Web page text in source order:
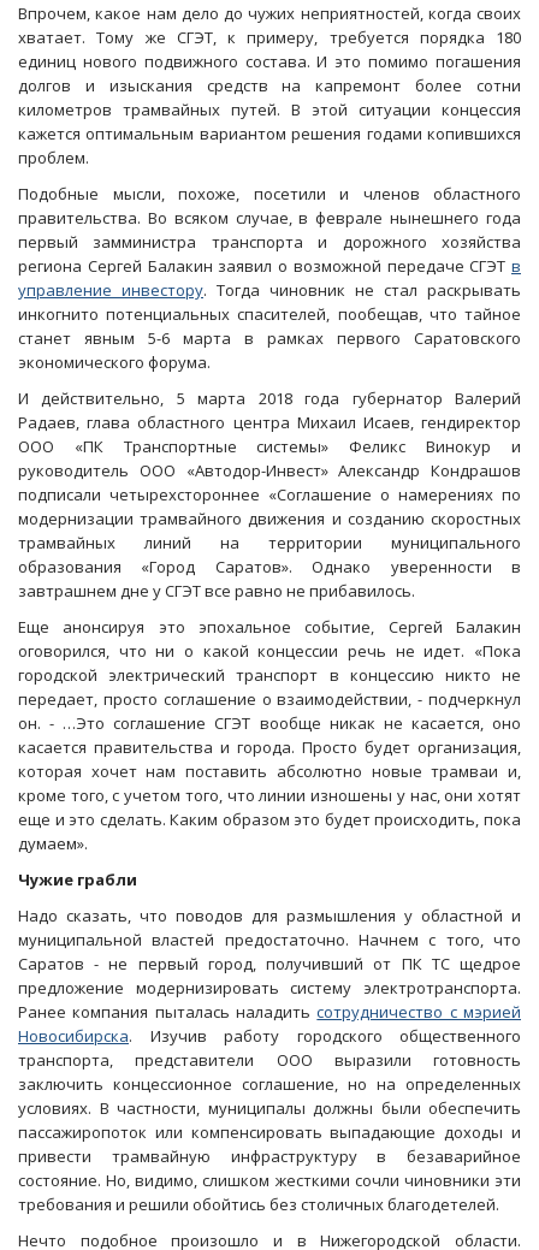
Впрочем, какое нам дело до чужих неприятностей, когда своих
хватает. Тому же СГЭТ, к примеру, требуется порядка 180
единиц нового подвижного состава. И это помимо погашения
долгов и изыскания средств на капремонт более сотни
километров трамвайных путей. В этой ситуации концессия
кажется оптимальным вариантом решения годами копившихся
проблем.
Подобные мысли, похоже, посетили и членов областного
правительства. Во всяком случае, в феврале нынешнего года
первый замминистра транспорта и дорожного хозяйства
региона Сергей Балакин заявил о возможной передаче СГЭТ в
управление инвестору. Тогда чиновник не стал раскрывать
инкогнито потенциальных спасителей, пообещав, что тайное
станет явным 5-6 марта в рамках первого Саратовского
экономического форума.
И действительно, 5 марта 2018 года губернатор Валерий
Радаев, глава областного центра Михаил Исаев, гендиректор
ООО «ПК Транспортные системы» Феликс Винокур и
руководитель ООО «Автодор-Инвест» Александр Кондрашов
подписали четырехстороннее «Соглашение о намерениях по
модернизации трамвайного движения и созданию скоростных
трамвайных линий на территории муниципального
образования «Город Саратов». Однако уверенности в
завтрашнем дне у СГЭТ все равно не прибавилось.
Еще анонсируя это эпохальное событие, Сергей Балакин
оговорился, что ни о какой концессии речь не идет. «Пока
городской электрический транспорт в концессию никто не
передает, просто соглашение о взаимодействии, - подчеркнул
он. - …Это соглашение СГЭТ вообще никак не касается, оно
касается правительства и города. Просто будет организация,
которая хочет нам поставить абсолютно новые трамваи и,
кроме того, с учетом того, что линии изношены у нас, они хотят
еще и это сделать. Каким образом это будет происходить, пока
думаем».
Чужие грабли
Надо сказать, что поводов для размышления у областной и
муниципальной властей предостаточно. Начнем с того, что
Саратов - не первый город, получивший от ПК ТС щедрое
предложение модернизировать систему электротранспорта.
Ранее компания пыталась наладитьсотрудничество с мэрией
Новосибирска. Изучив работу городского общественного
транспорта, представители ООО выразили готовность
заключить концессионное соглашение, но на определенных
условиях. В частности, муниципалы должны были обеспечить
пассажиропоток или компенсировать выпадающие доходы и
привести трамвайную инфраструктуру в безаварийное
состояние. Но, видимо, слишком жесткими сочли чиновники эти
требования и решили обойтись без столичных благодетелей.
Нечто подобное произошло и в Нижегородской области.